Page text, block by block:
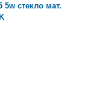
5w стекло мат.